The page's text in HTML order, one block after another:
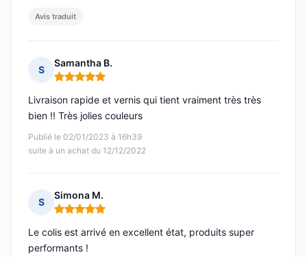
Avis traduit
S
Samantha B.
Note : 5 sur 5
Publié le 02/01/2023 à 16h39
suite à un achat du 12/12/2022
Livraison rapide et vernis qui tient vraiment très très
bien !! Très jolies couleurs
S
Simona M.
Note : 5 sur 5
Le colis est arrivé en excellent état, produits super
performants !